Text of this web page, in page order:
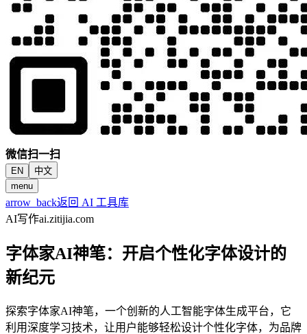
微信扫一扫
EN
中文
menu
arrow_back返回 AI 工具库
AI写作ai.zitijia.com
字体家AI神笔：开启个性化字体设计的
新纪元
探索字体家AI神笔，一个创新的人工智能字体生成平台，它
利用深度学习技术，让用户能够轻松设计个性化字体，为品牌